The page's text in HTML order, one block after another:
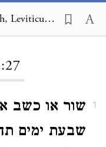
Tiferet Yehonatan on Torah, Leviticus 22:27
1
שור או כשב
שבעת ימים